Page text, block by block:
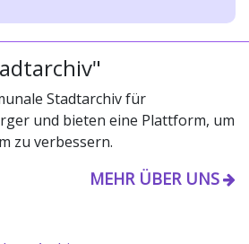
Stadtarchiv für
und bieten eine Plattform, um
zu verbessern.
MEHR ÜBER UNS